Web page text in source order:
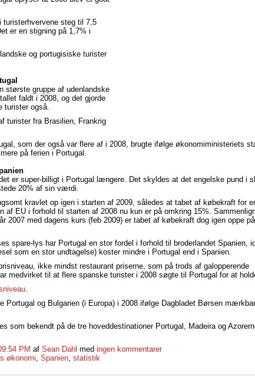
steg til 7,5
er en stigning på 1,7% i
og portugisiske turister
største gruppe af udenlandske
faldt i 2008, og det gjorde
turister også.
turister fra Brasilien, Frankrig
som der også var flere af i 2008, brugte ifølge økonomiministeriets
på ferien i Portugal.
er super-billigt i Portugal længere. Det skyldes at det engelske pund i
20% af sin værdi.
kravlet op igen i starten af 2009, således at tabet af købekraft for
af EU i forhold til starten af 2008 nu kun er på omkring 15%.
2007 med dagens kurs (feb 2009) er tabet af købekraft dog igen oppe
spare-lys har Portugal en stor fordel i forhold til broderlandet Spanien,
som en stor undtagelse) koster mindre i Portugal end i Spanien.
ikke mindst restaurant priserne, som på trods af galopperende
medvirket til at flere spanske turister i 2008 søgte til Portugal for at
Portugal og Bulgarien (i Europa) i 2008 ifølge Dagbladet Børsen
som bekendt på de tre hoveddestinationer Portugal, Madeira og
PM af Sean Dahl med ingen kommentarer
økonomi Spanien statistik